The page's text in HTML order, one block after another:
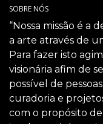
SOBRE NÓS
“Nossa missão é
a arte através de
Para fazer isto
visionária afim de
possível de
curadoria e
com o propósito